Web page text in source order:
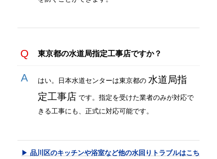
東京都の水道局指定工事店ですか？
はい。日本水道センターは東京都の 水道局指
定工事店 です。指定を受けた業者のみが対応で
きる工事にも、正式に対応可能です。
▶ 品川区のキッチンや浴室など他の水回りトラブルはこち